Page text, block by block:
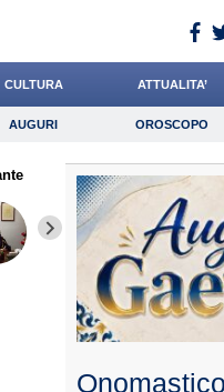
CULTURA ATTUALITA’
Auguri Oroscopo
Giornalista Lavoro
AUGURI OROSCOPO
Quaglia Baietti